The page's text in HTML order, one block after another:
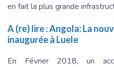
en fait la plus grande
A (re) lire :Angola: La
inaugurée à Luele
En Février 2018, un